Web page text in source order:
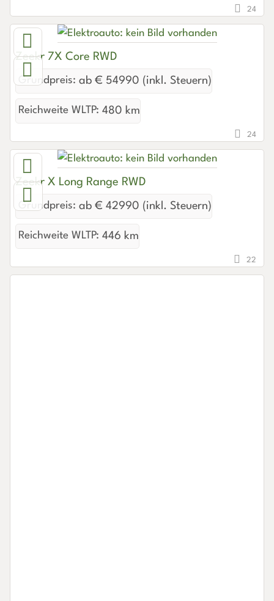
24
Zeekr 7X Core RWD
Grundpreis: ab € 54990 (inkl. Steuern)
Reichweite WLTP: 480 km
24
Zeekr X Long Range RWD
Grundpreis: ab € 42990 (inkl. Steuern)
Reichweite WLTP: 446 km
22